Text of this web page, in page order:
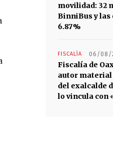
movilidad: 32
BinniBus y
6.87%
FISCALÍA 06/08/
Fiscalía de
autor
del exalcalde
lo vincula con